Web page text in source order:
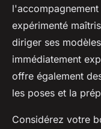
expérimenté
diriger ses
immédiatement
offre également
les poses et la
Considérez votre